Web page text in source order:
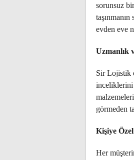
sorunsuz
taşınmanın
evden eve
Uzmanlık
Sir Lojistik
inceliklerini
görmeden
Kişiye
Her